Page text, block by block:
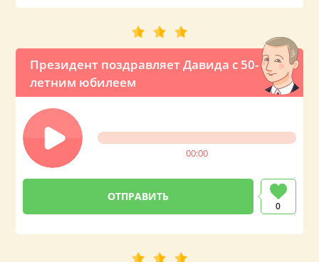
Президент поздравляет Давида с 50-
летним юбилеем
00:00
0